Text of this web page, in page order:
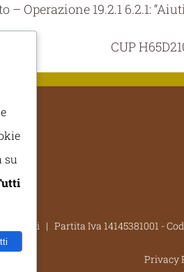
– Operazione 19.2.1 6.2.1:
CUP
Conti | Partita Iva 14145381001 -
Privacy
su